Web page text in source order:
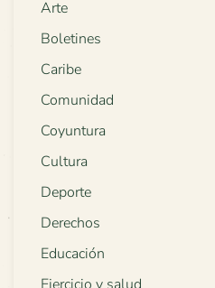
Arte
Boletines
Caribe
Comunidad
Coyuntura
Cultura
Deporte
Derechos
Educación